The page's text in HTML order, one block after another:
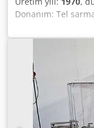
ve makine
yapıların
yerinde inceleme
Donanım: Tel
rayı, kapalı
eksantrik ve kol
toplandığı tahliye
pnömatik hatlar,
paneli, acil
Yerinde inceleme